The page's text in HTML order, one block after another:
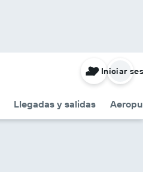
Llegadas y salidas
Iniciar